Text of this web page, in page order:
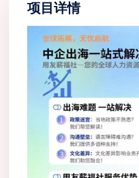
项目详情